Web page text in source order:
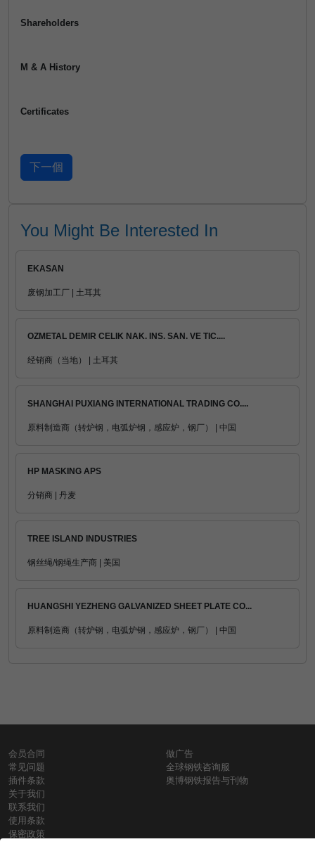
Shareholders
M & A History
Certificates
You Might Be Interested In
EKASAN
废钢加工厂 | 土耳其
OZMETAL DEMIR CELIK NAK. INS. SAN. VE TIC....
经销商（当地） | 土耳其
SHANGHAI PUXIANG INTERNATIONAL TRADING CO....
原料制造商（转炉钢，电弧炉钢，感应炉，钢厂） | 中国
HP MASKING APS
分销商 | 丹麦
TREE ISLAND INDUSTRIES
钢丝绳/钢绳生产商 | 美国
HUANGSHI YEZHENG GALVANIZED SHEET PLATE CO...
原料制造商（转炉钢，电弧炉钢，感应炉，钢厂） | 中国
会员合同
常见问题
插件条款
关于我们
联系我们
使用条款
保密政策
做广告
全球钢铁咨询服
奥博钢铁报告与刊物